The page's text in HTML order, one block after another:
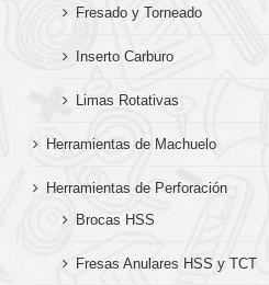
Fresado y Torneado
Inserto Carburo
Limas Rotativas
Herramientas de Machuelo
Herramientas de Perforación
Brocas HSS
Fresas Anulares HSS y TCT